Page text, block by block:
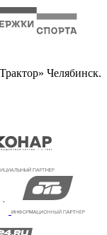
Челябинск.